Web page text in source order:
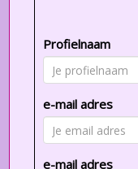
Profielnaam
e-mail adres
e-mail adres